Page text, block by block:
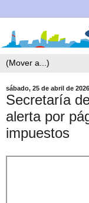
sábado, 25 de abril de 2026
Secretaría
alerta por
impuestos